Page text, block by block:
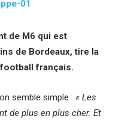
de M6 qui est
de Bordeaux, tire la
français.
semble simple : « Les
de plus en plus cher. Et